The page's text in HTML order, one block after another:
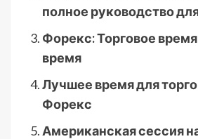
полное руководство
Форекс: Торговое
время
Лучшее время для
Форекс
Американская сессия